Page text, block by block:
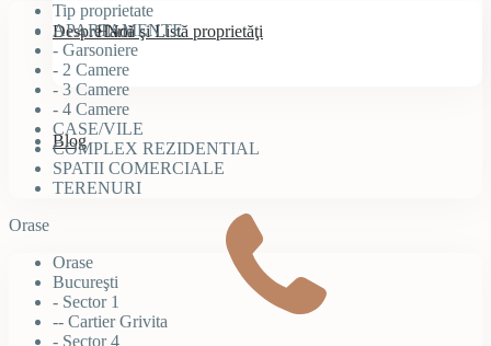
Hartă şi Listă proprietăţi
Despre Noi
Blog
Tip proprietate
APARTAMENTE
- Garsoniere
- 2 Camere
- 3 Camere
- 4 Camere
CASE/VILE
COMPLEX REZIDENTIAL
SPATII COMERCIALE
TERENURI
Orase
Orase
Bucureşti
- Sector 1
-- Cartier Grivita
- Sector 4